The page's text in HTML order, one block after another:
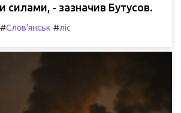
силами, - зазначив Бутусов.
#Слов'янськ #ліс